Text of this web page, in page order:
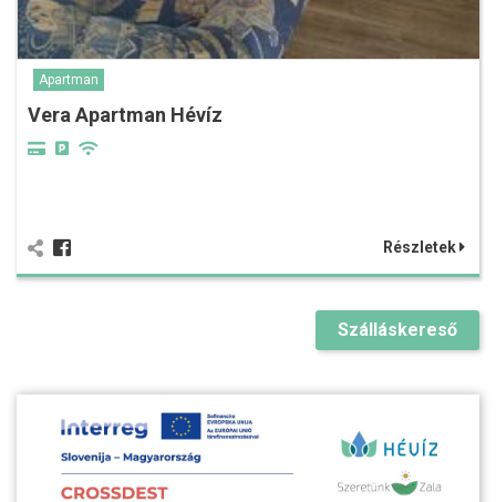
Apartman
Vera Apartman Hévíz
Részletek
Szálláskereső